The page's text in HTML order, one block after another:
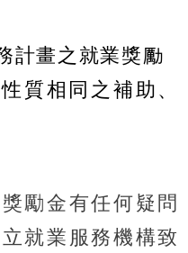
計畫之就業獎勵
質相同之補助、
勵金有任何疑問
就業服務機構致